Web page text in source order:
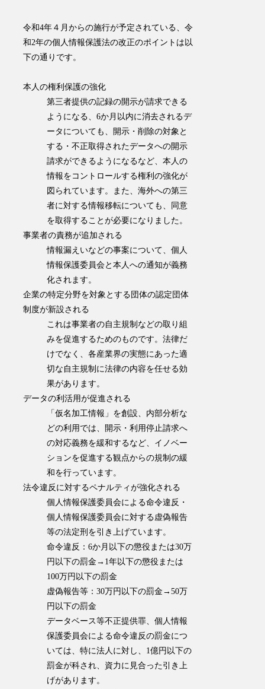
令和4年４月からの施行が予定されている、令
和2年の個人情報保護法の改正のポイントは以
下の通りです。
本人の権利保護の強化
第三者提供の記録の開示が請求できる
ようになる、6か月以内に消去されるデ
ータについても、開示・削除の対象と
する・不正取得されたデータへの開示
請求ができるようになるなど、本人の
情報をコントロールする権利の強化が
図られています。また、海外への第三
者に対する情報移転についても、同意
を取得することが必要になりました。
事業者の責務が追加される
情報漏えいなどの事案について、個人
情報保護委員会と本人への通知が義務
化されます。
企業の特定分野を対象とする団体の認定団体
制度が新設される
これは事業者の自主規制などの取り組
みを促進するためのものです。法律だ
けでなく、各産業界の実態にあった適
切な自主規制に法律の内容を任せる効
果があります。
データの利活用が促進される
「仮名加工情報」を創設、内部分析な
どの利用では、開示・利用停止請求へ
の対応義務を緩和するなど、イノベー
ションを促進する観点からの規制の緩
和を行っています。
法令違反に対するペナルティが強化される
個人情報保護委員会による命令違反・
個人情報保護委員会に対する虚偽報告
等の法定刑を引き上げています。
命令違反：6か月以下の懲役または30万
円以下の罰金→1年以下の懲役または
100万円以下の罰金
虚偽報告等：30万円以下の罰金→50万
円以下の罰金
データベース等不正提供罪、個人情報
保護委員会による命令違反の罰金につ
いては、特に法人に対し、1億円以下の
罰金が科され、資力に見合った引き上
げがあります。